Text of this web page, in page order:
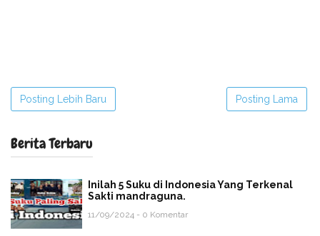
Posting Lebih Baru Posting Lama
Berita Terbaru
Inilah 5 Suku di Indonesia Yang Terkenal
Sakti mandraguna.
11/09/2024 - 0 Komentar